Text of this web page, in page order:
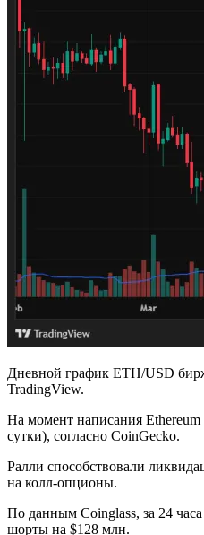
Дневной график ETH/USD
TradingView.
На момент написания Ethereum
сутки), согласно CoinGecko.
Ралли способствовали
на колл-опционы.
По данным Coinglass, за 24
шорты на $128 млн.